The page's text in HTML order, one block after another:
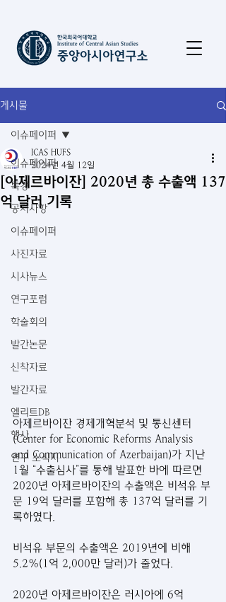
게시물
이슈페이퍼
특강
공지사항
이슈페이퍼
사진자료
시사뉴스
연구포럼
학술회의
발간논문
신착자료
발간자료
엘리트DB
행사
연구 소식지
이슈페이퍼
[아제르바이잔] 2020년 총 수출액 137
억 달러 기록
ICAS HUFS
2024년 4월 12일
아제르바이잔 경제개혁분석 및 통신센터
(Center for Economic Reforms Analysis
and Communication of Azerbaijan)가 지난
1월 “수출심사”를 통해 발표한 바에 따르면
2020년 아제르바이잔의 수출액은 비석유 부
문 19억 달러를 포함해 총 137억 달러를 기
록하였다.
비석유 부문의 수출액은 2019년에 비해
5.2%(1억 2,000만 달러)가 줄었다.
2020년 아제르바이잔은 러시아에 6억